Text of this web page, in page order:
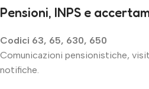
Pensioni, INPS e
Codici 63, 65, 630, 650
Comunicazioni pensionistiche,
notifiche.